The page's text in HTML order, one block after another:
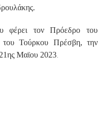
φέρει τον Πρόεδρο του
Τούρκου Πρέσβη, την
Μαϊου 2023